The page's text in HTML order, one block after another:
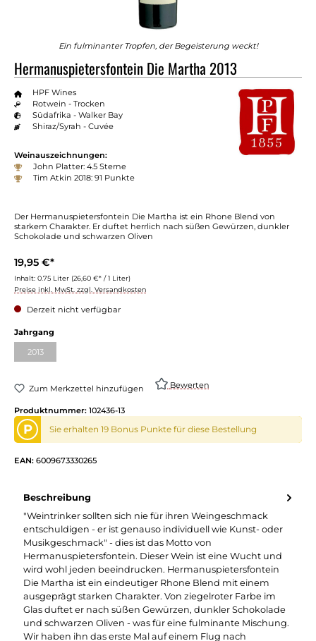
Ein fulminanter Tropfen, der Begeisterung weckt!
Hermanuspietersfontein Die Martha 2013
HPF Wines
Rotwein - Trocken
Südafrika - Walker Bay
Shiraz/Syrah - Cuvée
Weinauszeichnungen:
John Platter: 4.5 Sterne
Tim Atkin 2018: 91 Punkte
Der Hermanuspietersfontein Die Martha ist ein Rhone Blend von
starkem Charakter. Er duftet herrlich nach süßen Gewürzen, dunkler
Schokolade und schwarzen Oliven
19,95 €*
Inhalt: 0.75 Liter (26,60 €* / 1 Liter)
Preise inkl. MwSt. zzgl. Versandkosten
Derzeit nicht verfügbar
Jahrgang
2013
Zum Merkzettel hinzufügen Bewerten
Produktnummer: 102436-13
P Sie erhalten 19 Bonus Punkte für diese Bestellung
EAN: 6009673330265
Beschreibung
"Weintrinker sollten sich nie für ihren Weingeschmack
entschuldigen - er ist genauso individuell wie Kunst- oder
Musikgeschmack" - dies ist das Motto von
Hermanuspietersfontein. Dieser Wein ist eine Wucht und
wird wohl jeden beeindrucken. Hermanuspietersfontein
Die Martha ist ein eindeutiger Rhone Blend mit einem
ausgeprägt starken Charakter. Von ziegelroter Farbe im
Glas duftet er nach süßen Gewürzen, dunkler Schokolade
und schwarzen Oliven - was für eine fulminante Mischung.
Wir haben ihn das erste Mal auf einem Flug nach